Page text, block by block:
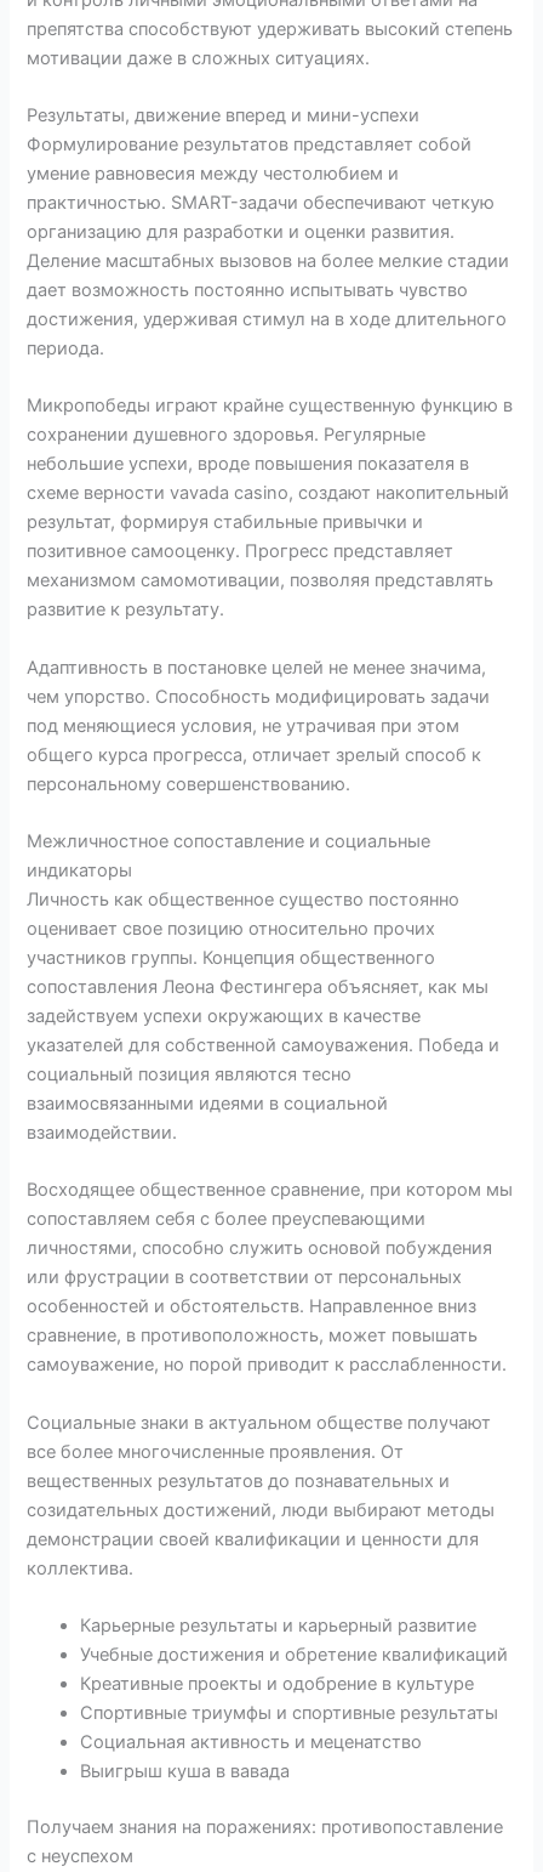
препятства способствуют удерживать высокий степень
мотивации даже в сложных ситуациях.
Результаты, движение вперед и мини-успехи
Формулирование результатов представляет собой
умение равновесия между честолюбием и
практичностью. SMART-задачи обеспечивают четкую
организацию для разработки и оценки развития.
Деление масштабных вызовов на более мелкие стадии
дает возможность постоянно испытывать чувство
достижения, удерживая стимул на в ходе длительного
периода.
Микропобеды играют крайне существенную функцию в
сохранении душевного здоровья. Регулярные
небольшие успехи, вроде повышения показателя в
схеме верности vavada casino, создают накопительный
результат, формируя стабильные привычки и
позитивное самооценку. Прогресс представляет
механизмом самомотивации, позволяя представлять
развитие к результату.
Адаптивность в постановке целей не менее значима,
чем упорство. Способность модифицировать задачи
под меняющиеся условия, не утрачивая при этом
общего курса прогресса, отличает зрелый способ к
персональному совершенствованию.
Межличностное сопоставление и социальные
индикаторы
Личность как общественное существо постоянно
оценивает свое позицию относительно прочих
участников группы. Концепция общественного
сопоставления Леона Фестингера объясняет, как мы
задействуем успехи окружающих в качестве
указателей для собственной самоуважения. Победа и
социальный позиция являются тесно
взаимосвязанными идеями в социальной
взаимодействии.
Восходящее общественное сравнение, при котором мы
сопоставляем себя с более преуспевающими
личностями, способно служить основой побуждения
или фрустрации в соответствии от персональных
особенностей и обстоятельств. Направленное вниз
сравнение, в противоположность, может повышать
самоуважение, но порой приводит к расслабленности.
Социальные знаки в актуальном обществе получают
все более многочисленные проявления. От
вещественных результатов до познавательных и
созидательных достижений, люди выбирают методы
демонстрации своей квалификации и ценности для
коллектива.
Карьерные результаты и карьерный развитие
Учебные достижения и обретение квалификаций
Креативные проекты и одобрение в культуре
Спортивные триумфы и спортивные результаты
Социальная активность и меценатство
Выигрыш куша в вавада
Получаем знания на поражениях: противопоставление
с неуспехом